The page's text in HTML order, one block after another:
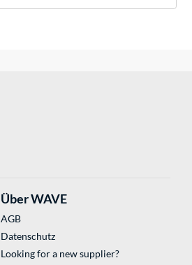
Über WAVE
AGB
Datenschutz
Looking for a new supplier?